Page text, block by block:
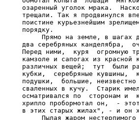
озаренный уголок мрака.
трещали. Так я продвинулся
поистине курьезнейшим
порядку.
Прямо на земле, в шагах
два серебряных канделябра,
Перед ними,  куря  огромную
камзоле и сапогах из красной
различных вещей;  тут  были
кубки,  серебряные кувшины,
подушки,  большие,
сваленных в кучу.  Старик
осматривался по  сторонам и
хрипло пробормотал он,  -
в этих старых жилах", - и он
Пылая жаром